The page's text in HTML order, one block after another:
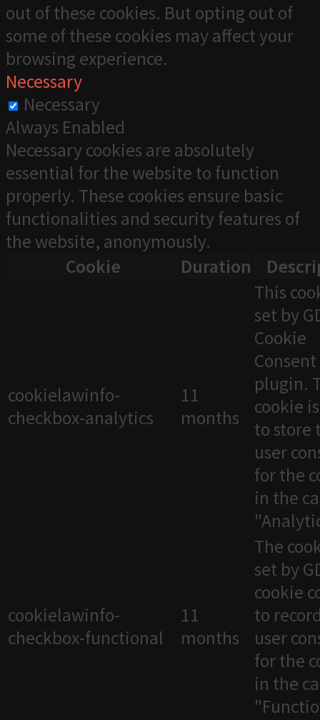
out of these cookies. But opting out of
some of these cookies may affect your
browsing experience.
Necessary
Necessary
Always Enabled
Necessary cookies are absolutely
essential for the website to function
properly. These cookies ensure basic
functionalities and security features of
the website, anonymously.
Cookie
Duration
cookielawinfo-
checkbox-analytics
11
months
This
set by
Cookie
Consent
plugin.
cookie
to store
user
for the
in the
cookielawinfo-
checkbox-functional
11
months
The
set by
cookie
to
user
for the
in the